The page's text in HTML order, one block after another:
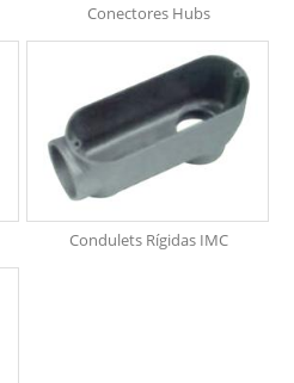
Conectores Hubs
Condulets Rígidas IMC